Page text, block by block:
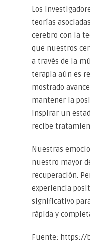
Los
teorías
cerebro con la
que nuestros
a través de la
terapia aún es
mostrado
mantener la
inspirar un
recibe
Nuestras
nuestro mayor
recuperación.
experiencia
significativo
rápida y
Fuente: https://